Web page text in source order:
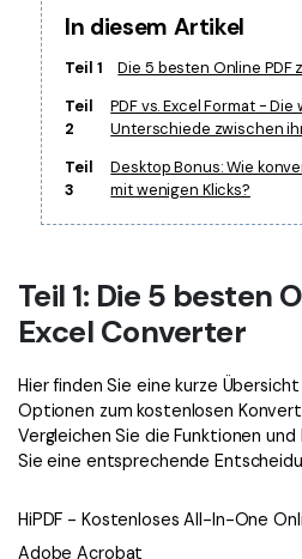
Alle PDF-Funktionen
Download-Zentrum
Laden Sie die
In diesem Artikel
Teil 1
Die 5 besten Online PDF
Teil
2
PDF vs. Excel Format -
Unterschiede zwischen
Teil
3
Desktop Bonus: Wie
mit wenigen Klicks?
Teil 1: Die 5 besten
Excel Converter
Hier finden Sie eine kurze
Optionen zum kostenlosen
Vergleichen Sie die Funktionen
Sie eine entsprechende
HiPDF - Kostenloses All-In-One
Adobe Acrobat